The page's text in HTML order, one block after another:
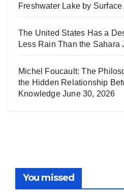
Freshwater Lake by Surface
The United States Has a
Less Rain Than the Sahara
Michel Foucault: The
the Hidden Relationship
Knowledge June 30, 2026
You missed